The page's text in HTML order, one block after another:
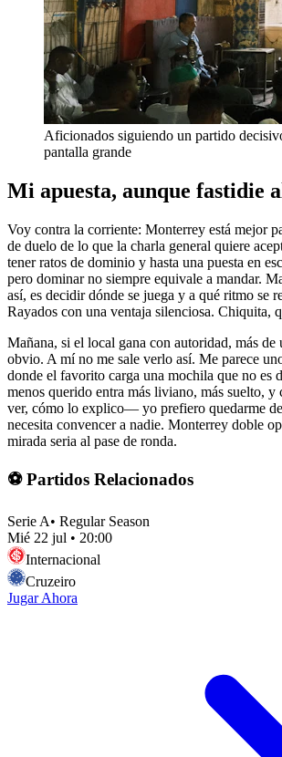
Aficionados siguiendo un partido
pantalla grande
Mi apuesta, aunque fastidie
Voy contra la corriente: Monterrey está mejor
de duelo de lo que la charla general quiere
tener ratos de dominio y hasta una puesta en
pero dominar no siempre equivale a mandar.
así, es decidir dónde se juega y a qué ritmo se
Rayados con una ventaja silenciosa. Chiquita,
Mañana, si el local gana con autoridad, más de
obvio. A mí no me sale verlo así. Me parece
donde el favorito carga una mochila que no es
menos querido entra más liviano, más suelto,
ver, cómo lo explico— yo prefiero quedarme
necesita convencer a nadie. Monterrey doble
mirada seria al pase de ronda.
⚽ Partidos Relacionados
Serie A• Regular Season
Mié 22 jul • 20:00
Internacional
Cruzeiro
Jugar Ahora